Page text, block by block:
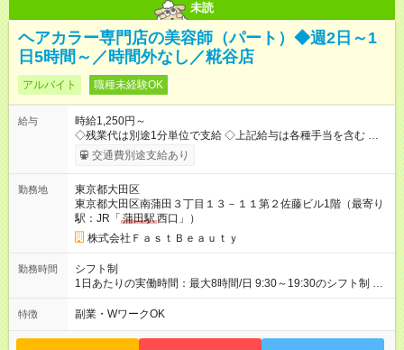
未読
ヘアカラー専門店の美容師（パート）◆週2日～1
日5時間～／時間外なし／糀谷店
アルバイト 職種未経験OK
給与
時給1,250円～
◇残業代は別途1分単位で支給 ◇上記給与は各種手当を含む ◇毎
月インセンティブポイント付与 ・店舗売上や入客人数などに応
じてインセンティブポイントを付与 ・ポイントは6ヶ月に一度引
理美容師手当あり 研修期間6ヶ月間は以下給与のみ変更あり 時
給1230円 ※交通費支給（～500円/日） ※給与に関しては2025年
度の最低賃金を反映済み ※各都道府県の施行月より適応、入社
時期によっては変動の可能性あり 詳細は、採用担当へお問い合
わせください 【試用期間】試用期間なし
交通費別途支給あり
勤務地
東京都大田区
東京都大田区南蒲田３丁目１３－１１第２佐藤ビル1階（最寄り
駅：JR「 蒲田駅西口」）
株式会社ＦａｓｔＢｅａｕｔｙ
勤務時間
シフト制
1日あたりの実働時間：最大8時間/日 9:30～19:30のシフト制 週
2日～、1日5時間～OK シフトはご希望を伺いながら相談のうえ
決定します 扶養内勤務・ダブルワークOK
特徴 副業・WワークOK